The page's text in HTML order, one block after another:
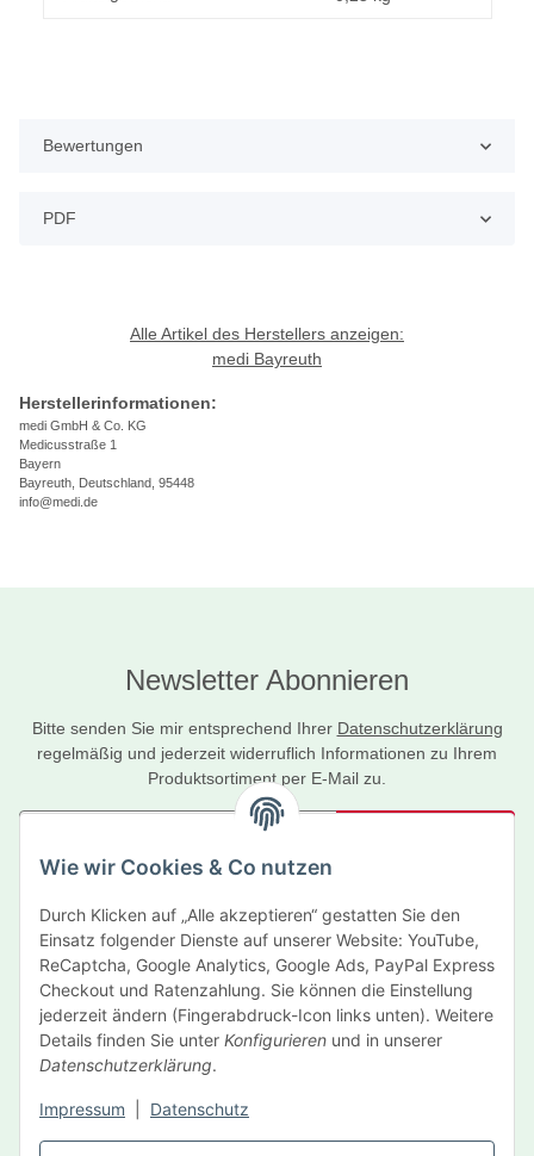
Wie wir Cookies & Co nutzen
Durch Klicken auf „Alle akzeptieren“ gestatten Sie den
Einsatz folgender Dienste auf unserer Website: YouTube,
ReCaptcha, Google Analytics, Google Ads, PayPal Express
Checkout und Ratenzahlung. Sie können die Einstellung
jederzeit ändern (Fingerabdruck-Icon links unten). Weitere
Details finden Sie unter Konfigurieren und in unserer
Datenschutzerklärung.
Impressum Datenschutz
Bewertungen
PDF
Alle Artikel des Herstellers anzeigen:
medi Bayreuth
Herstellerinformationen:
medi GmbH & Co. KG
Medicusstraße 1
Bayern
Bayreuth, Deutschland, 95448
info@medi.de
Newsletter Abonnieren
Bitte senden Sie mir entsprechend Ihrer Datenschutzerklärung
regelmäßig und jederzeit widerruflich Informationen zu Ihrem
Produktsortiment per E-Mail zu.
Newsletter Abonnieren
Informationen
Gesetzliche Informationen
Hersteller
Vertrag widerrufen